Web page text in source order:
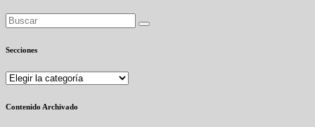
Secciones
Secciones
Contenido Archivado